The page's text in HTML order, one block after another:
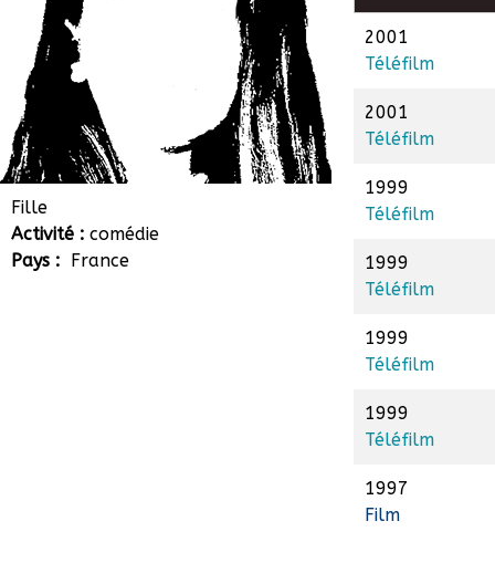
Vanessa Bille-Audouard
Fille
Activité : comédie
Pays : France
2001
Téléfilm
2001
Téléfilm
1999
Téléfilm
1999
Téléfilm
1999
Téléfilm
1999
Téléfilm
1997
Film